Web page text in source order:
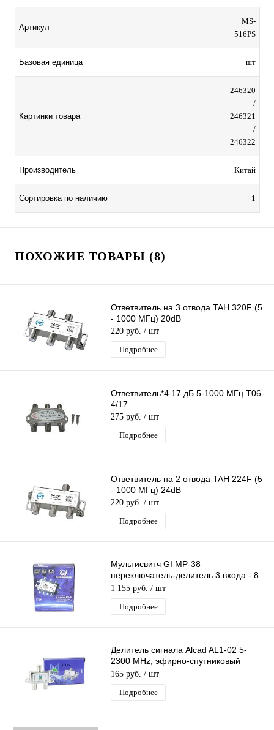
Артикул
MS-
516PS
Базовая единица шт
Картинки товара
246320
/
246321
/
246322
Производитель Китай
Сортировка по наличию 1
ПОХОЖИЕ ТОВАРЫ (8)
Ответвитель на 3 отвода TAH 320F (5
- 1000 МГц) 20dB
220 руб. / шт
Подробнее
Ответвитель*4 17 дБ 5-1000 МГц T06-
4/17
275 руб. / шт
Подробнее
Ответвитель на 2 отвода TAH 224F (5
- 1000 МГц) 24dB
220 руб. / шт
Подробнее
Мультисвитч GI MP-38
переключатель-делитель 3 входа - 8
выходов
1 155 руб. / шт
Подробнее
Делитель сигнала Alcad AL1-02 5-
2300 MHz, эфирно-спутниковый
делитель сигнала тв на 2 F-выхода
165 руб. / шт
Подробнее